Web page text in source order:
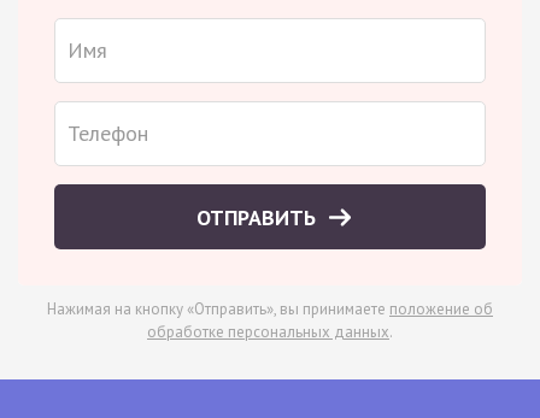
ОТПРАВИТЬ
Нажимая на кнопку «Отправить», вы принимаете положение об
обработке персональных данных.